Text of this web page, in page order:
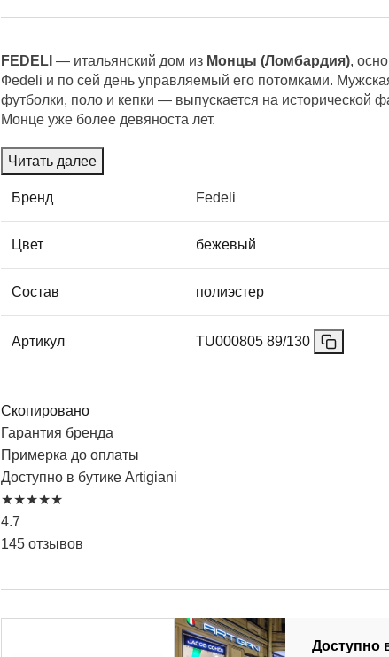
FEDELI — итальянский дом из Монцы (Ломбардия),
Феdeli и по сей день управляемый его потомками.
футболки, поло и кепки — выпускается на исторической
Монце уже более девяноста лет.
Читать далее
Бренд Fedeli
Цвет бежевый
Состав полиэстер
Артикул TU000805 89/130
Скопировано
Гарантия бренда
Примерка до оплаты
Доступно в бутике Artigiani
★★★★★
4.7
145 отзывов
Доступно